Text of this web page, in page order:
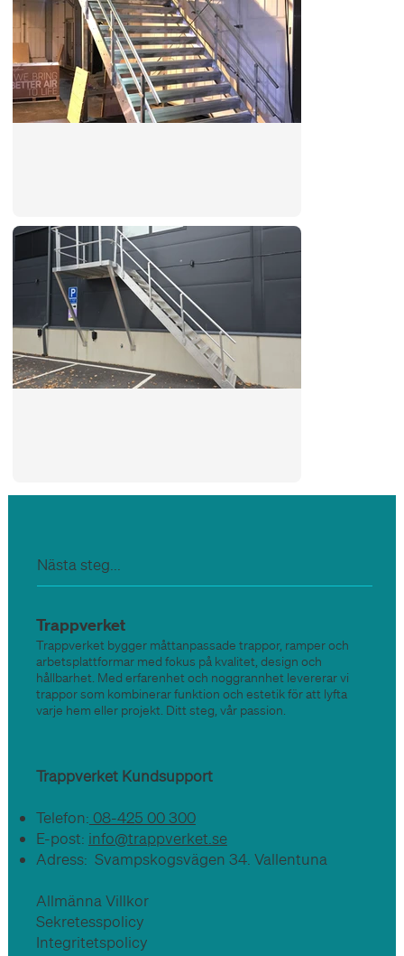
Nästa steg...
Trappverket
Trappverket bygger måttanpassade trappor, ramper och
arbetsplattformar med fokus på kvalitet, design och
hållbarhet. Med erfarenhet och noggrannhet levererar vi
trappor som kombinerar funktion och estetik för att lyfta
varje hem eller projekt. Ditt steg, vår passion.
Trappverket Kundsupport
Telefon: 08-425 00 300
E-post: info@trappverket.se
Adress: Svampskogsvägen 34. Vallentuna
Allmänna Villkor
Sekretesspolicy
Integritetspolicy